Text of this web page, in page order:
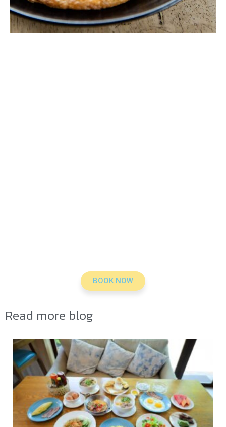
BOOK NOW
Read more blog